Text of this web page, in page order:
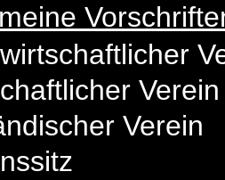
Verein
Verein